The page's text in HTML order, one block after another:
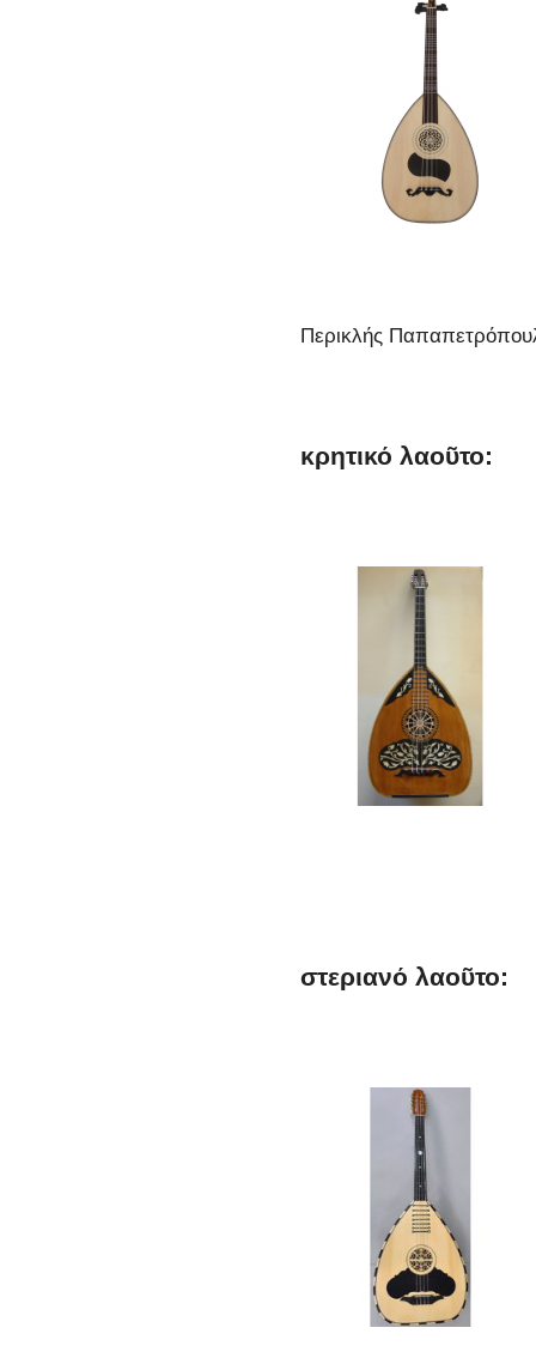
Περικλής
κρητικό λαοῦτο:
στεριανό λαοῦτο: